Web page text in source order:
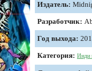
Издатель:
Разработчик:
Год выхода:
Категория: Инди